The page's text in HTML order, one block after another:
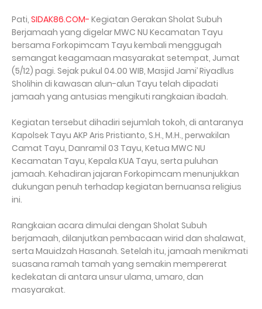
Pati, SIDAK86.COM- Kegiatan Gerakan Sholat Subuh
Berjamaah yang digelar MWC NU Kecamatan Tayu
bersama Forkopimcam Tayu kembali menggugah
semangat keagamaan masyarakat setempat, Jumat
(5/12) pagi. Sejak pukul 04.00 WIB, Masjid Jami’ Riyadlus
Sholihin di kawasan alun-alun Tayu telah dipadati
jamaah yang antusias mengikuti rangkaian ibadah.
Kegiatan tersebut dihadiri sejumlah tokoh, di antaranya
Kapolsek Tayu AKP Aris Pristianto, S.H., M.H., perwakilan
Camat Tayu, Danramil 03 Tayu, Ketua MWC NU
Kecamatan Tayu, Kepala KUA Tayu, serta puluhan
jamaah. Kehadiran jajaran Forkopimcam menunjukkan
dukungan penuh terhadap kegiatan bernuansa religius
ini.
Rangkaian acara dimulai dengan Sholat Subuh
berjamaah, dilanjutkan pembacaan wirid dan shalawat,
serta Mauidzah Hasanah. Setelah itu, jamaah menikmati
suasana ramah tamah yang semakin mempererat
kedekatan di antara unsur ulama, umaro, dan
masyarakat.